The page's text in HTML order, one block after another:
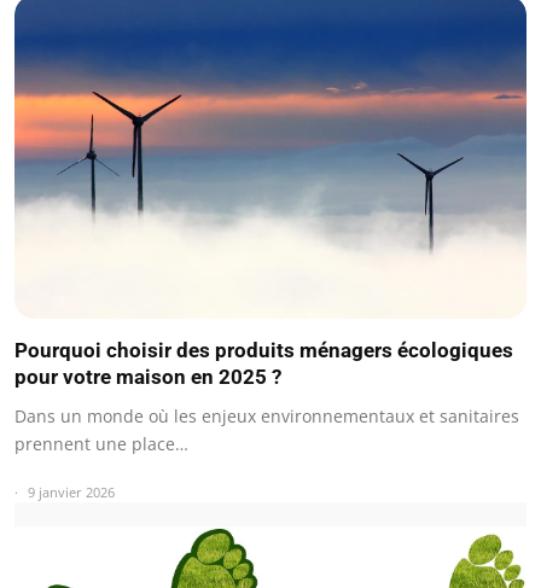
Pourquoi choisir des produits ménagers écologiques
pour votre maison en 2025 ?
Dans un monde où les enjeux environnementaux et sanitaires
prennent une place…
9 janvier 2026